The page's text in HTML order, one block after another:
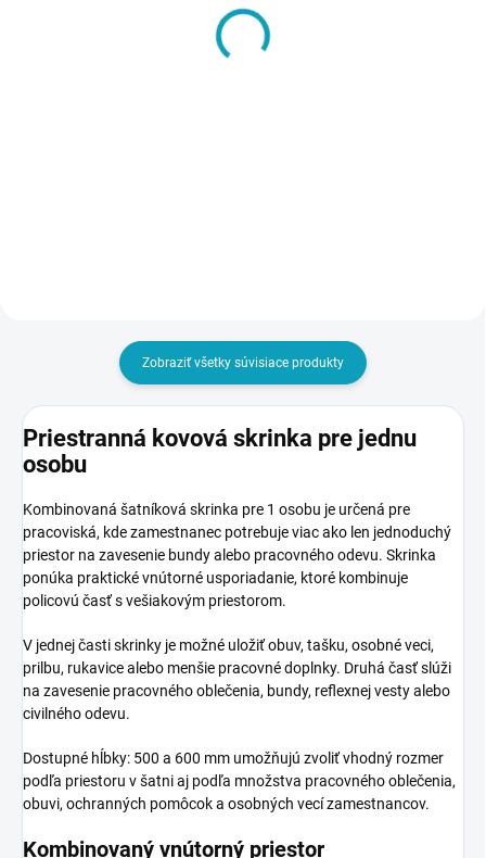
Šatníková lavička, dĺžka
Zobraziť všetky súvisiace produkty
Priestranná kovová skrinka pre jednu
osobu
Kombinovaná šatníková skrinka pre 1 osobu je určená pre
pracoviská, kde zamestnanec potrebuje viac ako len jednoduchý
priestor na zavesenie bundy alebo pracovného odevu. Skrinka
ponúka praktické vnútorné usporiadanie, ktoré kombinuje
policovú časť s vešiakovým priestorom.
V jednej časti skrinky je možné uložiť obuv, tašku, osobné veci,
prilbu, rukavice alebo menšie pracovné doplnky. Druhá časť slúži
na zavesenie pracovného oblečenia, bundy, reflexnej vesty alebo
civilného odevu.
Dostupné hĺbky: 500 a 600 mm umožňujú zvoliť vhodný rozmer
podľa priestoru v šatni aj podľa množstva pracovného oblečenia,
obuvi, ochranných pomôcok a osobných vecí zamestnancov.
Kombinovaný vnútorný priestor